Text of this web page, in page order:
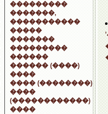
���������
�������,
�����������
�����
�������
���������
������
������ (����)
����
���� (��������)
����
(������������)
����